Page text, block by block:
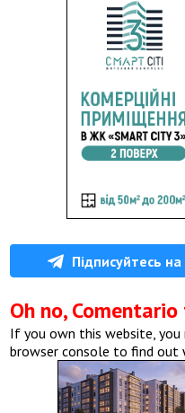
Підписуйтесь
Oh no,
If you own this website,
browser console to find out